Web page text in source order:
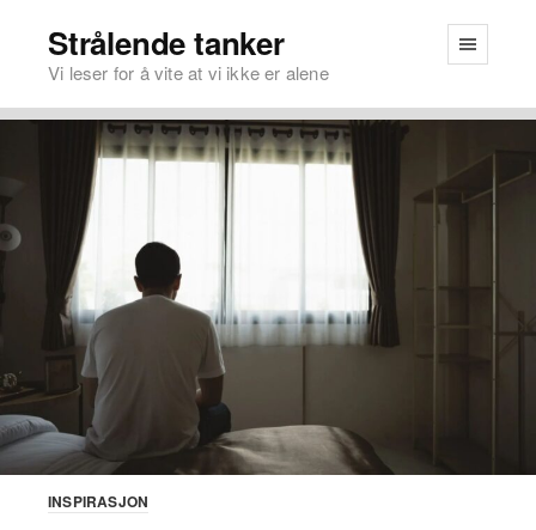
Strålende tanker
Vi leser for å vite at vi ikke er alene
INSPIRASJON